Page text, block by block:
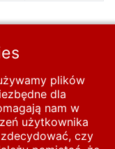
Strona 1 z 4
1961-1965
plików
dla
nam w
użytkownika
czy